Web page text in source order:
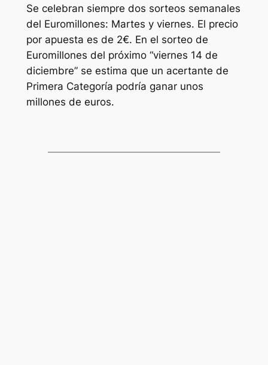
Se celebran siempre dos sorteos semanales
del Euromillones: Martes y viernes. El precio
por apuesta es de 2€. En el sorteo de
Euromillones del próximo “viernes 14 de
diciembre” se estima que un acertante de
Primera Categoría podría ganar unos
millones de euros.